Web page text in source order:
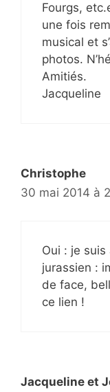
Fourgs,
une fois
musical et
photos.
Amitiés.
Jacqueline
Christophe
30 mai 2014 à
Oui : je suis
jurassien :
de face,
ce lien !
Jacqueline et